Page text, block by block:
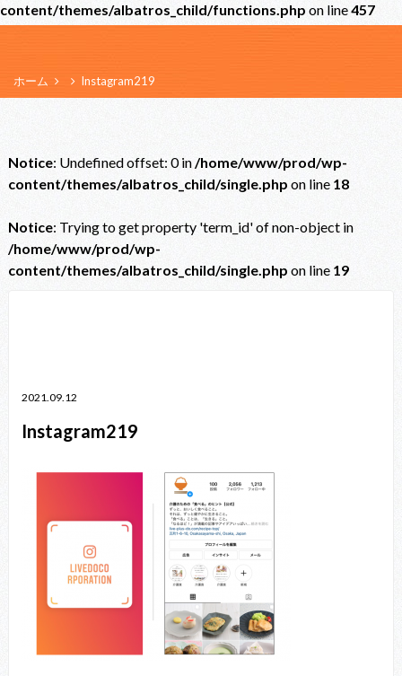
content/themes/albatros_child/functions.php on line457
ホーム Instagram219
Notice: Undefined offset: 0 in/home/www/prod/wp-
content/themes/albatros_child/single.php on line 18
Notice: Trying to get property 'term_id' of non-object in
/home/www/prod/wp-
content/themes/albatros_child/single.php on line 19
2021.09.12
Instagram219